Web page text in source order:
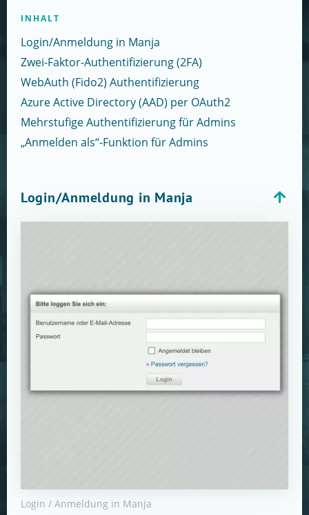
INHALT
Login/Anmeldung in Manja
Zwei-Faktor-Authentifizierung (2FA)
WebAuth (Fido2) Authentifizierung
Azure Active Directory (AAD) per OAuth2
Mehrstufige Authentifizierung für Admins
„Anmelden als“-Funktion für Admins
Login/Anmeldung in Manja
Login / Anmeldung in Manja